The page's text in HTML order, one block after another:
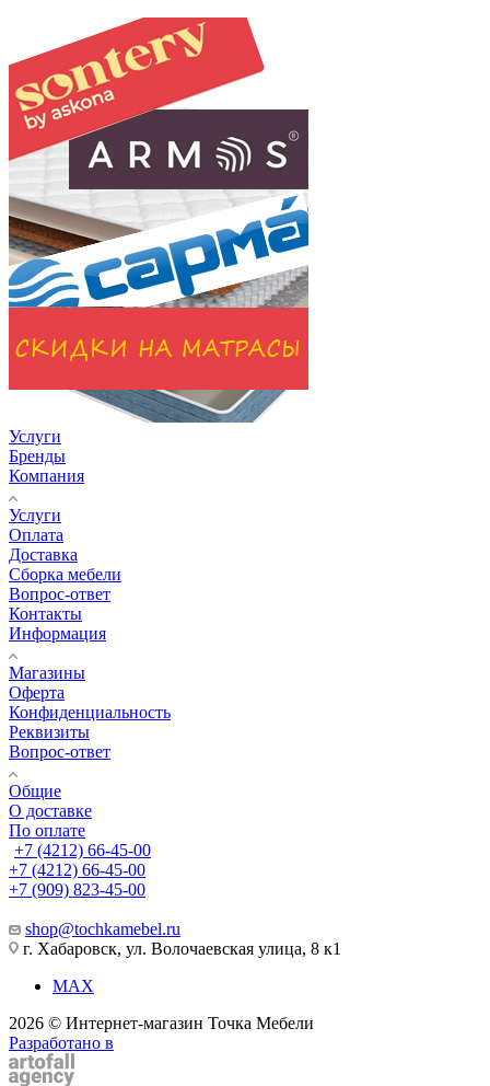
Услуги
Бренды
Компания
Услуги
Оплата
Доставка
Сборка мебели
Вопрос-ответ
Контакты
Информация
Магазины
Оферта
Конфиденциальность
Реквизиты
Вопрос-ответ
Общие
О доставке
По оплате
+7 (4212) 66-45-00
+7 (4212) 66-45-00
+7 (909) 823-45-00
shop@tochkamebel.ru
г. Хабаровск, ул. Волочаевская улица, 8 к1
MAX
2026 © Интернет-магазин Точка Мебели
Разработано в